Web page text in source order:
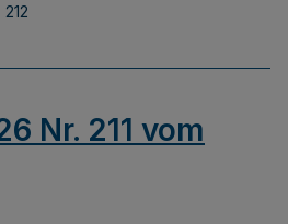
212
Nr. 211 vom